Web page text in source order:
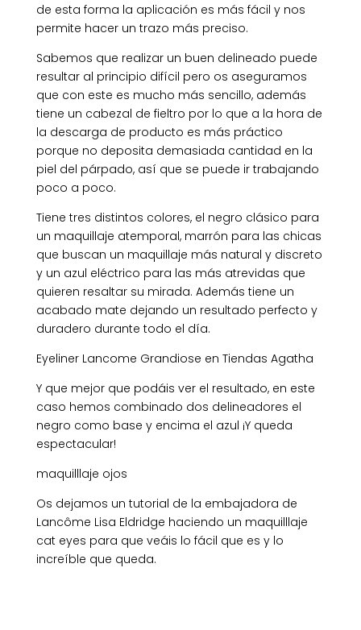
de esta forma la aplicación es más fácil y nos
permite hacer un trazo más preciso.
Sabemos que realizar un buen delineado puede
resultar al principio difícil pero os aseguramos
que con este es mucho más sencillo, además
tiene un cabezal de fieltro por lo que a la hora de
la descarga de producto es más práctico
porque no deposita demasiada cantidad en la
piel del párpado, así que se puede ir trabajando
poco a poco.
Tiene tres distintos colores, el negro clásico para
un maquillaje atemporal, marrón para las chicas
que buscan un maquillaje más natural y discreto
y un azul eléctrico para las más atrevidas que
quieren resaltar su mirada. Además tiene un
acabado mate dejando un resultado perfecto y
duradero durante todo el día.
Eyeliner Lancome Grandiose en Tiendas Agatha
Y que mejor que podáis ver el resultado, en este
caso hemos combinado dos delineadores el
negro como base y encima el azul ¡Y queda
espectacular!
maquilllaje ojos
Os dejamos un tutorial de la embajadora de
Lancôme Lisa Eldridge haciendo un maquilllaje
cat eyes para que veáis lo fácil que es y lo
increíble que queda.